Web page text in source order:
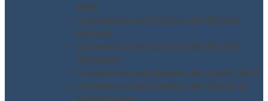
MMC
Consulenza valutazione del Rischio
Rumore
Consulenza valutazione del Rischio
Vibrazioni
Consulenza valutazione del rischio ROA
Consulenza valutazione del rischio di
fulminazione